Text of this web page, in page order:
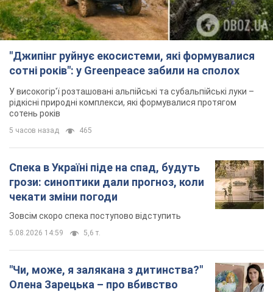
"Джипінг руйнує екосистеми, які формувалися
сотні років": у Greenpeace забили на сполох
У високогір'ї розташовані альпійські та субальпійські луки –
рідкісні природні комплекси, які формувалися протягом
сотень років
5 часов назад 465
Спека в Україні піде на спад, будуть
грози: синоптики дали прогноз, коли
чекати зміни погоди
Зовсім скоро спека поступово відступить
5.08.2026 14:59 5,6 т.
"Чи, може, я залякана з дитинства?"
Олена Зарецька – про вбивство